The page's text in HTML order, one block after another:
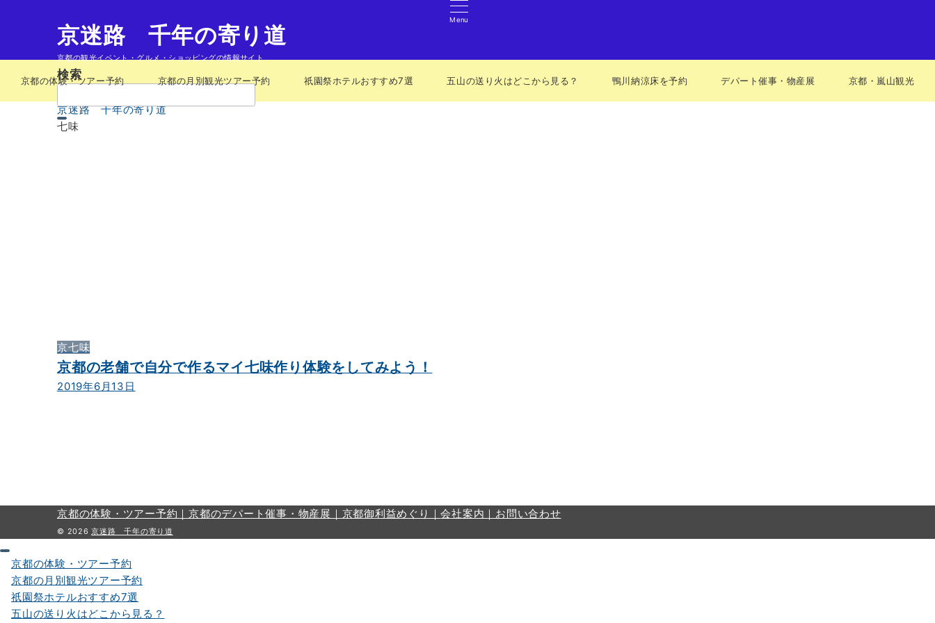
Menu
京迷路 千年の寄り道
京都の観光イベント・グルメ・ショッピングの情報サイト
検索
索：
京都の体験・ツアー予約 京都の月別観光ツアー予約 祇園祭ホテルおすすめ7選 五山の送り火はどこから見る？ 鴨川納涼床を予約 デパート催事・物産展 京都・嵐山観光
京迷路 千年の寄り道
七味
京七味
京都の老舗で自分で作るマイ七味作り体験をしてみよう！
2019年6月13日
京都の体験・ツアー予約｜ 京都のデパート催事・物産展｜ 京都御利益めぐり｜会社案内｜ お問い合わせ
© 2026京迷路 千年の寄り道
京都の体験・ツアー予約
京都の月別観光ツアー予約
祇園祭ホテルおすすめ7選
五山の送り火はどこから見る？